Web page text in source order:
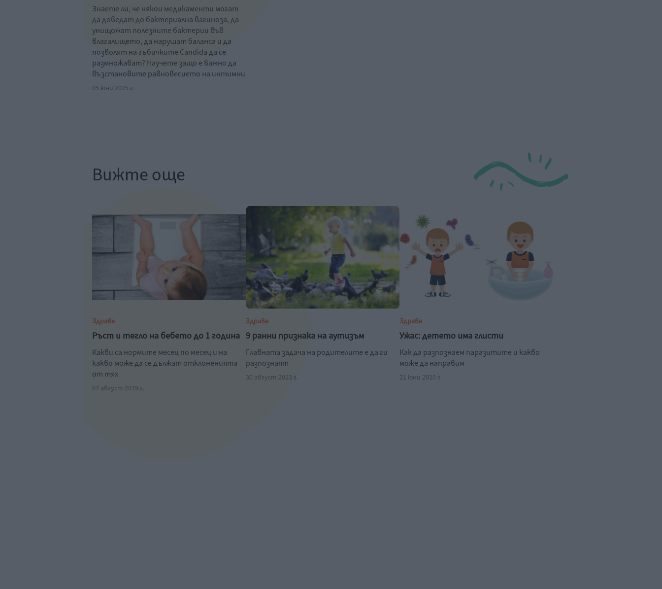
Знаете ли, че някои медикаменти могат
да доведат до бактериална вагиноза, да
унищожат полезните бактерии във
влагалището, да нарушат баланса и да
позволят на гъбичките Candida да се
размножават? Научете защо е важно да
възстановите равновесието на интимни
05 юни 2025 г.
Вижте още
Здраве
Ръст и тегло на бебето до 1 година
Какви са нормите месец по месец и на
какво може да се дължат отклоненията
от тях
07 август 2019 г.
Здраве
9 ранни признака на аутизъм
Главната задача на родителите е да ги
разпознаят
30 август 2023 г.
Здраве
Ужас: детето има глисти
Как да разпознаем паразитите и какво
може да направим
21 юни 2020 г.